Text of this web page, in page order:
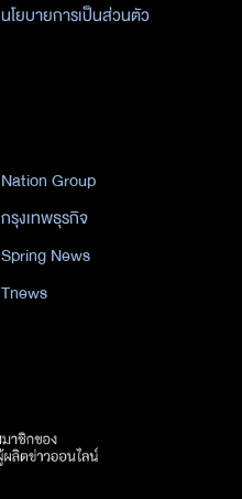
นโยบายการเป็นส่วนตัว
Nation Group
กรุงเทพธุรกิจ
Spring News
Tnews